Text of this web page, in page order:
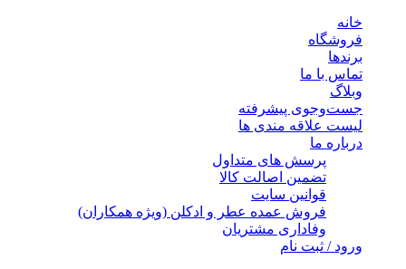
خانه
فروشگاه
برندها
تماس با ما
وبلاگ
جست‌وجوی پیشرفته
لیست علاقه مندی ها
درباره ما
پرسش های متداول
تضمین اصالت کالا
قوانین سایت
فروش عمده عطر و ادکلن (ویژه همکاران)
وفاداری مشتریان
ورود / ثبت نام